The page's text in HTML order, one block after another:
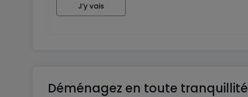
J’y vais
Déménagez en toute tranquillité